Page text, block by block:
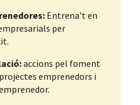
Entrena't en
per
accions pel foment
emprenedors i